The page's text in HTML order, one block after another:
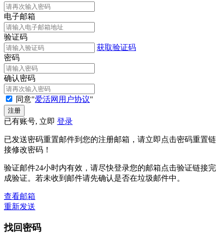
电子邮箱
验证码
获取验证码
密码
确认密码
同意"爱活网用户协议"
已有账号, 立即 登录
已发送密码重置邮件到您的注册邮箱，请立即点击密码重置链
接修改密码！
验证邮件24小时内有效，请尽快登录您的邮箱点击验证链接完
成验证。若未收到邮件请先确认是否在垃圾邮件中。
查看邮箱
重新发送
找回密码